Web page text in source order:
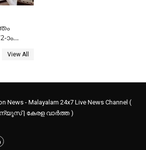
ാം
View All
News - Malayalam 24x7 Live News Channel (
ന്യൂസ് | കേരള വാർത്ത )